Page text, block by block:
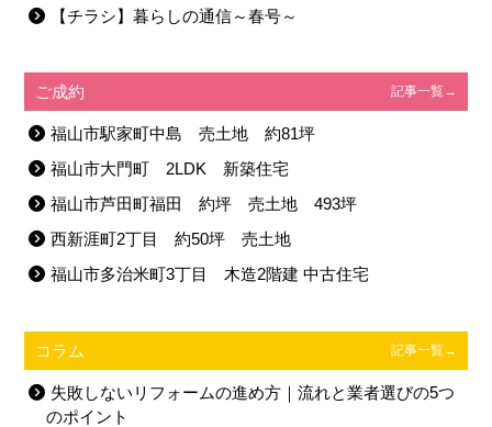
【チラシ】暮らしの通信～春号～
ご成約 記事一覧→
福山市駅家町中島 売土地 約81坪
福山市大門町 2LDK 新築住宅
福山市芦田町福田 約坪 売土地 493坪
西新涯町2丁目 約50坪 売土地
福山市多治米町3丁目 木造2階建 中古住宅
コラム 記事一覧→
失敗しないリフォームの進め方｜流れと業者選びの5つ
のポイント